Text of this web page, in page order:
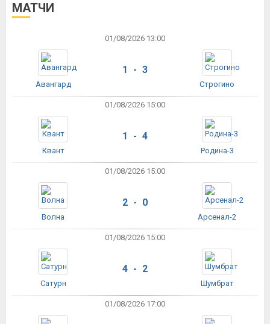
МАТЧИ
01/08/2026 13:00
Авангард
1 - 3
Строгино
01/08/2026 15:00
Квант
1 - 4
Родина-3
01/08/2026 15:00
Волна
2 - 0
Арсенал-2
01/08/2026 15:00
Сатурн
4 - 2
Шумбрат
01/08/2026 17:00